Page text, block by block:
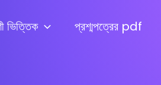
ভিত্তিক প্রশ্মপত্রের pdf